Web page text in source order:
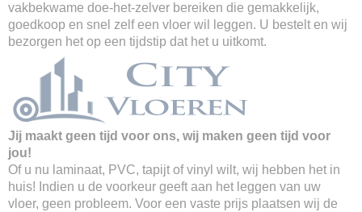
vakbekwame doe-het-zelver bereiken die gemakkelijk,
goedkoop en snel zelf een vloer wil leggen. U bestelt en wij
bezorgen het op een tijdstip dat het u uitkomt.
Jij maakt geen tijd voor ons, wij maken geen tijd voor
jou!
Of u nu laminaat, PVC, tapijt of vinyl wilt, wij hebben het in
huis! Indien u de voorkeur geeft aan het leggen van uw
vloer, geen probleem. Voor een vaste prijs plaatsen wij de